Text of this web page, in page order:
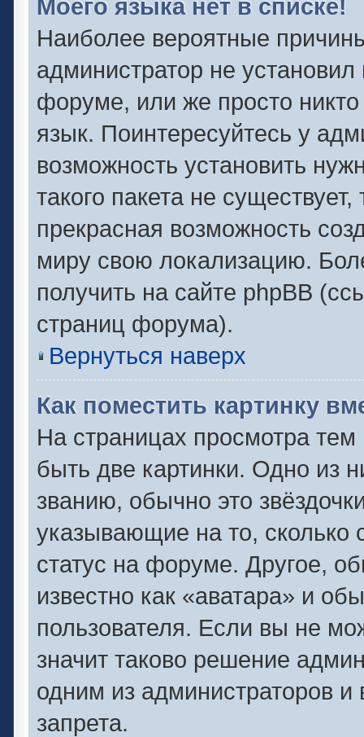
Моего языка нет в списке!
Наиболее вероятные
администратор не
форуме, или же просто
язык. Поинтересуйтесь у
возможность установить
такого пакета не
прекрасная возможность
миру свою локализацию.
получить на сайте phpBB
страниц форума).
Вернуться наверх
Как поместить картинку
На страницах просмотра
быть две картинки. Одно из
званию, обычно это
указывающие на то,
статус на форуме. Другое,
известно как «аватара» и
пользователя. Если вы не
значит таково решение
одним из администраторов и
запрета.